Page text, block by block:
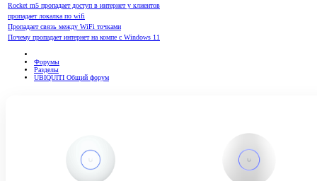
Rocket m5 пропадает доступ в интернет у клиентов
пропадает локалка по wifi
Пропадает связь между WiFi точками
Почему пропадает интернет на компе с Windows 11
Форумы
Разделы
UBIQUITI Общий форум